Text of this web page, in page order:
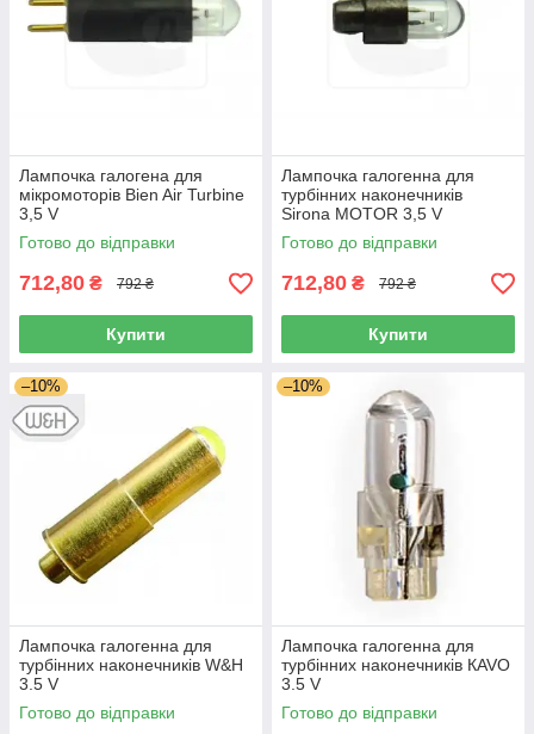
Лампочка галогена для
мікромоторів Bien Air Turbine
3,5 V
Готово до відправки
712,80 ₴ 792 ₴
Купити
Лампочка галогенна для
турбінних наконечників
Sirona MOTOR 3,5 V
Готово до відправки
712,80 ₴ 792 ₴
Купити
–10%
Лампочка галогенна для
турбінних наконечників W&H
3.5 V
Готово до відправки
–10%
Лампочка галогенна для
турбінних наконечників КAVO
3.5 V
Готово до відправки